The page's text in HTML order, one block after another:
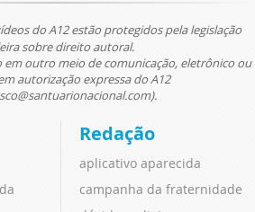
do A12 estão protegidos pela legislação
sobre direito autoral.
outro meio de comunicação, eletrônico ou
autorização expressa do A12
Redação
aplicativo aparecida
campanha da fraternidade